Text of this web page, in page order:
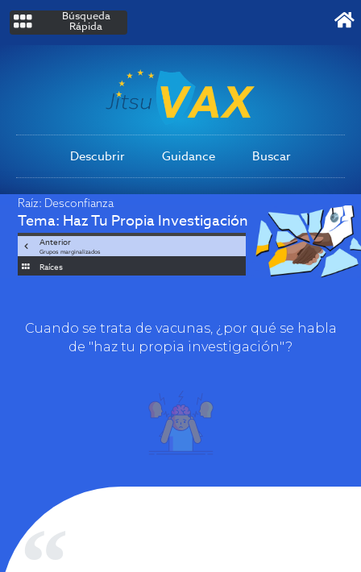
Búsqueda
Rápida
Descubrir Guidance Buscar
Raíz: Desconfianza
Tema: Haz Tu Propia Investigación
Anterior
Grupos marginalizados
Raíces
Cuando se trata de vacunas, ¿por qué se habla
de "haz tu propia investigación"?